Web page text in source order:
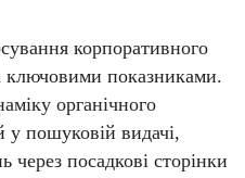
корпоративного
ключовими показниками.
органічного
у пошуковій видачі,
через посадкові сторінки